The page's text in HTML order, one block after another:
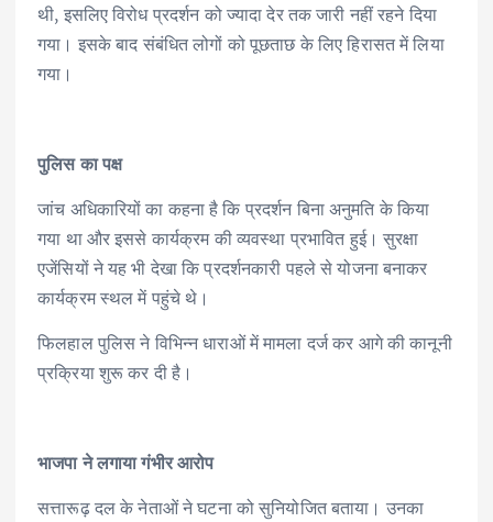
थी, इसलिए विरोध प्रदर्शन को ज्यादा देर तक जारी नहीं रहने दिया
गया। इसके बाद संबंधित लोगों को पूछताछ के लिए हिरासत में लिया
गया।
पुलिस का पक्ष
जांच अधिकारियों का कहना है कि प्रदर्शन बिना अनुमति के किया
गया था और इससे कार्यक्रम की व्यवस्था प्रभावित हुई। सुरक्षा
एजेंसियों ने यह भी देखा कि प्रदर्शनकारी पहले से योजना बनाकर
कार्यक्रम स्थल में पहुंचे थे।
फिलहाल पुलिस ने विभिन्न धाराओं में मामला दर्ज कर आगे की कानूनी
प्रक्रिया शुरू कर दी है।
भाजपा ने लगाया गंभीर आरोप
सत्तारूढ़ दल के नेताओं ने घटना को सुनियोजित बताया। उनका